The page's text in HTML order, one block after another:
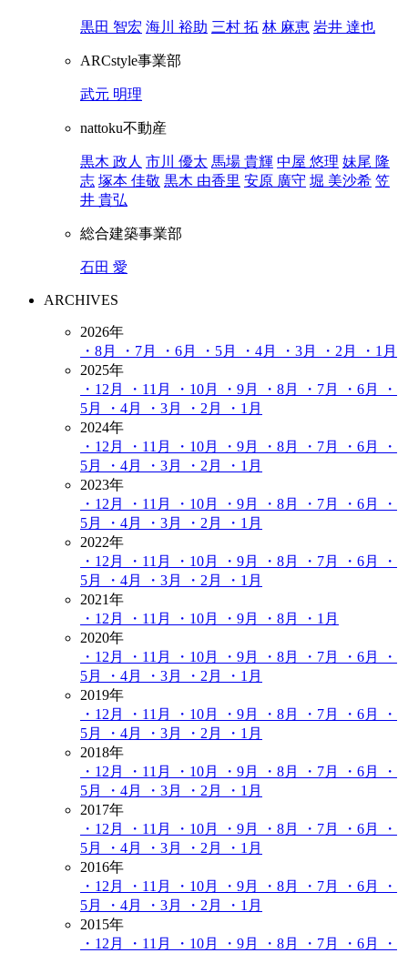
黒田 智宏 海川 裕助 三村 拓 林 麻恵 岩井 達也
ARCstyle事業部
武元 明理
nattoku不動産
黒木 政人 市川 優太 馬場 貴輝 中屋 悠理 妹尾 隆
志 塚本 佳敬 黒木 由香里 安原 廣守 堀 美沙希 笠
井 貴弘
総合建築事業部
石田 愛
ARCHIVES
2026年
・8月
・7月 ・6月 ・5月 ・4月 ・3月 ・2月
・1月
2025年
・12月
・11月 ・10月 ・9月 ・8月 ・7月 ・6月
・
5月
・4月 ・3月 ・2月
・1月
2024年
・12月
・11月 ・10月 ・9月 ・8月 ・7月 ・6月
・
5月
・4月 ・3月 ・2月
・1月
2023年
・12月
・11月 ・10月 ・9月 ・8月 ・7月 ・6月
・
5月
・4月 ・3月 ・2月
・1月
2022年
・12月
・11月 ・10月 ・9月 ・8月 ・7月 ・6月
・
5月
・4月 ・3月 ・2月
・1月
2021年
・12月
・11月 ・10月 ・9月 ・8月
・1月
2020年
・12月
・11月 ・10月 ・9月 ・8月 ・7月 ・6月
・
5月
・4月 ・3月 ・2月
・1月
2019年
・12月
・11月 ・10月 ・9月 ・8月 ・7月 ・6月
・
5月
・4月 ・3月 ・2月
・1月
2018年
・12月
・11月 ・10月 ・9月 ・8月 ・7月 ・6月
・
5月
・4月 ・3月 ・2月
・1月
2017年
・12月
・11月 ・10月 ・9月 ・8月 ・7月 ・6月
・
5月
・4月 ・3月 ・2月
・1月
2016年
・12月
・11月 ・10月 ・9月 ・8月 ・7月 ・6月
・
5月
・4月 ・3月 ・2月
・1月
2015年
・12月
・11月 ・10月 ・9月 ・8月 ・7月 ・6月
・